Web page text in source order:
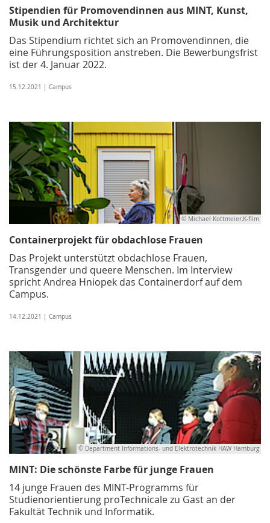
Stipendien für Promovendinnen aus MINT, Kunst,
Musik und Architektur
Das Stipendium richtet sich an Promovendinnen, die
eine Führungsposition anstreben. Die Bewerbungsfrist
ist der 4. Januar 2022.
15.12.2021 | Campus
© Michael Kottmeier,K-film
Containerprojekt für obdachlose Frauen
Das Projekt unterstützt obdachlose Frauen,
Transgender und queere Menschen. Im Interview
spricht Andrea Hniopek das Containerdorf auf dem
Campus.
14.12.2021 | Campus
© Department Informations- und Elektrotechnik HAW Hamburg
MINT: Die schönste Farbe für junge Frauen
14 junge Frauen des MINT-Programms für
Studienorientierung proTechnicale zu Gast an der
Fakultät Technik und Informatik.